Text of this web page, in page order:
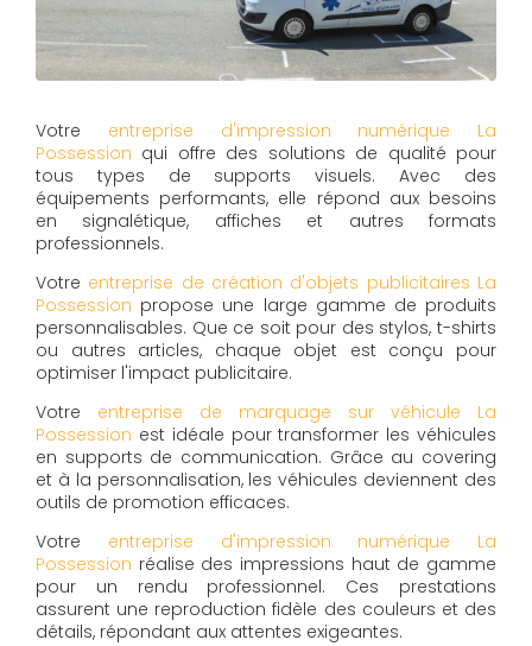
Votre entreprise d'impression numérique La
Possession qui offre des solutions de qualité pour
tous types de supports visuels. Avec des
équipements performants, elle répond aux besoins
en signalétique, affiches et autres formats
professionnels.
Votre entreprise de création d'objets publicitaires La
Possession propose une large gamme de produits
personnalisables. Que ce soit pour des stylos, t-shirts
ou autres articles, chaque objet est conçu pour
optimiser l'impact publicitaire.
Votre entreprise de marquage sur véhicule La
Possession est idéale pour transformer les véhicules
en supports de communication. Grâce au covering
et à la personnalisation, les véhicules deviennent des
outils de promotion efficaces.
Votre entreprise d'impression numérique La
Possession réalise des impressions haut de gamme
pour un rendu professionnel. Ces prestations
assurent une reproduction fidèle des couleurs et des
détails, répondant aux attentes exigeantes.